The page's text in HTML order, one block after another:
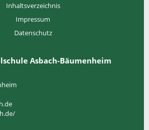
Inhaltsverzeichnis
Impressum
Datenschutz
Asbach-Bäumenheim